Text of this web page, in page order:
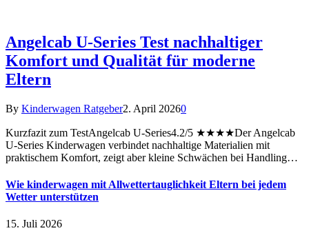
Angelcab U-Series Test nachhaltiger
Komfort und Qualität für moderne
Eltern
By Kinderwagen Ratgeber2. April 20260
Kurzfazit zum TestAngelcab U-Series4.2/5 ★★★★Der Angelcab
U-Series Kinderwagen verbindet nachhaltige Materialien mit
praktischem Komfort, zeigt aber kleine Schwächen bei Handling…
Wie kinderwagen mit Allwettertauglichkeit Eltern bei jedem
Wetter unterstützen
15. Juli 2026